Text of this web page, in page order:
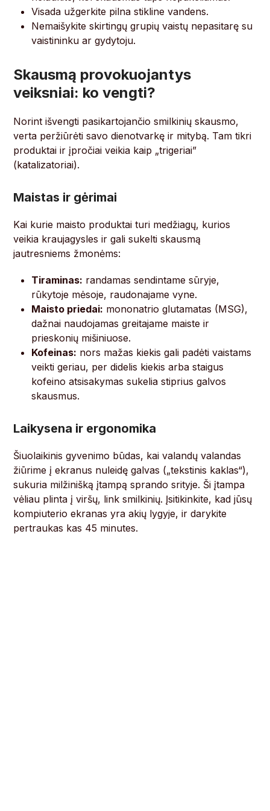
Visada užgerkite pilna stikline vandens.
Nemaišykite skirtingų grupių vaistų nepasitarę su
vaistininku ar gydytoju.
Skausmą provokuojantys
veiksniai: ko vengti?
Norint išvengti pasikartojančio smilkinių skausmo,
verta peržiūrėti savo dienotvarkę ir mitybą. Tam tikri
produktai ir įpročiai veikia kaip „trigeriai”
(katalizatoriai).
Maistas ir gėrimai
Kai kurie maisto produktai turi medžiagų, kurios
veikia kraujagysles ir gali sukelti skausmą
jautresniems žmonėms:
Tiraminas: randamas sendintame sūryje,
rūkytoje mėsoje, raudonajame vyne.
Maisto priedai: mononatrio glutamatas (MSG),
dažnai naudojamas greitajame maiste ir
prieskonių mišiniuose.
Kofeinas: nors mažas kiekis gali padėti vaistams
veikti geriau, per didelis kiekis arba staigus
kofeino atsisakymas sukelia stiprius galvos
skausmus.
Laikysena ir ergonomika
Šiuolaikinis gyvenimo būdas, kai valandų valandas
žiūrime į ekranus nuleidę galvas („tekstinis kaklas“),
sukuria milžinišką įtampą sprando srityje. Ši įtampa
vėliau plinta į viršų, link smilkinių. Įsitikinkite, kad jūsų
kompiuterio ekranas yra akių lygyje, ir darykite
pertraukas kas 45 minutes.